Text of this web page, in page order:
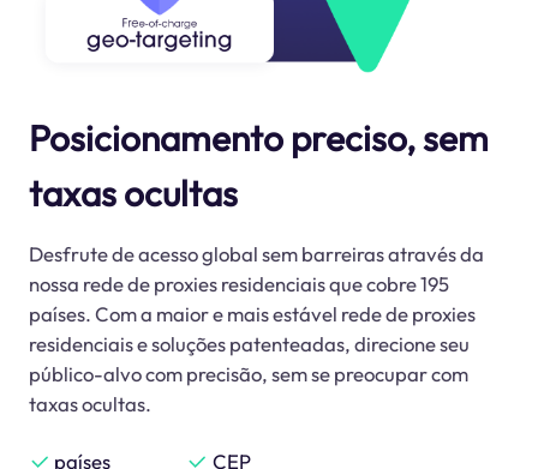
Posicionamento preciso, sem
taxas ocultas
Desfrute de acesso global sem barreiras através da
nossa rede de proxies residenciais que cobre 195
países. Com a maior e mais estável rede de proxies
residenciais e soluções patenteadas, direcione seu
público-alvo com precisão, sem se preocupar com
taxas ocultas.
países CEP